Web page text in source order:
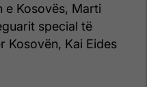
e Kosovës, Marti
special të
Kosovën, Kai Eides